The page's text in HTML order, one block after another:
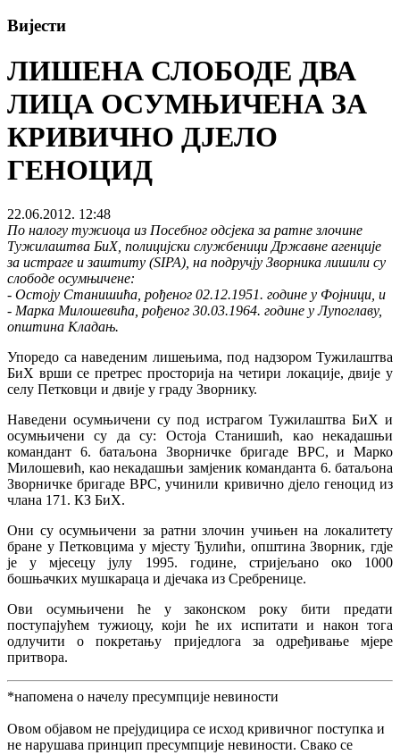
Вијести
ЛИШЕНА СЛОБОДЕ ДВА
ЛИЦА ОСУМЊИЧЕНА ЗА
КРИВИЧНО ДЈЕЛО
ГЕНОЦИД
22.06.2012. 12:48
По налогу тужиоца из Посебног одсјека за ратне злочине
Тужилаштва БиХ, полицијски службеници Државне агенције
за истраге и заштиту (SIPA), на подручју Зворника лишили су
слободе осумњичене:
- Остоју Станишића, рођеног 02.12.1951. године у Фојници, и
- Марка Милошевића, рођеног 30.03.1964. године у Лупоглаву,
општина Кладањ.
Упоредо са наведеним лишењима, под надзором Тужилаштва
БиХ врши се претрес просторија на четири локације, двије у
селу Петковци и двије у граду Зворнику.
Наведени осумњичени су под истрагом Тужилаштва БиХ и
осумњичени су да су: Остоја Станишић, као некадашњи
командант 6. батаљона Зворничке бригаде ВРС, и Марко
Милошевић, као некадашњи замјеник команданта 6. батаљона
Зворничке бригаде ВРС, учинили кривично дјело геноцид из
члана 171. КЗ БиХ.
Они су осумњичени за ратни злочин учињен на локалитету
бране у Петковцима у мјесту Ђулићи, општина Зворник, гдје
је у мјесецу јулу 1995. године, стријељано око 1000
бошњачких мушкараца и дјечака из Сребренице.
Ови осумњичени ће у законском року бити предати
поступајућем тужиоцу, који ће их испитати и након тога
одлучити о покретању приједлога за одређивање мјере
притвора.
*напомена о начелу пресумпције невиности
Овом објавом не прејудицира се исход кривичног поступка и
не нарушава принцип пресумпције невиности. Свако се